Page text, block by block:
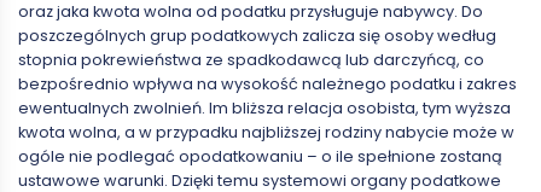
oraz jaka kwota wolna od podatku przysługuje nabywcy. Do
poszczególnych grup podatkowych zalicza się osoby według
stopnia pokrewieństwa ze spadkodawcą lub darczyńcą, co
bezpośrednio wpływa na wysokość należnego podatku i zakres
ewentualnych zwolnień. Im bliższa relacja osobista, tym wyższa
kwota wolna, a w przypadku najbliższej rodziny nabycie może w
ogóle nie podlegać opodatkowaniu – o ile spełnione zostaną
ustawowe warunki. Dzięki temu systemowi organy podatkowe